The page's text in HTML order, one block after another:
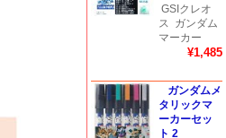
GSIクレオ
ス ガンダム
マーカー
¥1,485
ガンダムメ
タリックマ
ーカーセッ
ト 2